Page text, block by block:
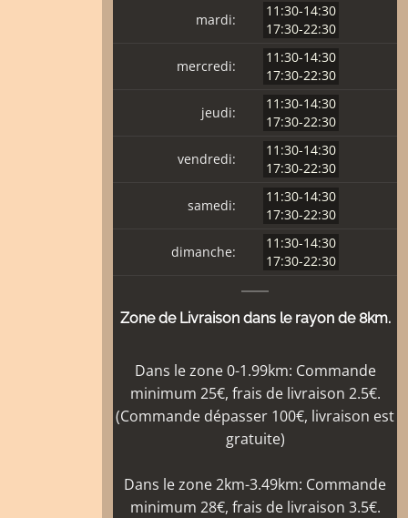
mardi:
11:30-14:30
17:30-22:30
mercredi:
11:30-14:30
17:30-22:30
jeudi:
11:30-14:30
17:30-22:30
vendredi:
11:30-14:30
17:30-22:30
samedi:
11:30-14:30
17:30-22:30
dimanche:
11:30-14:30
17:30-22:30
Zone de Livraison dans le rayon de 8km.
Dans le zone 0-1.99km: Commande
minimum 25€, frais de livraison 2.5€.
(Commande dépasser 100€, livraison est
gratuite)
Dans le zone 2km-3.49km: Commande
minimum 28€, frais de livraison 3.5€.